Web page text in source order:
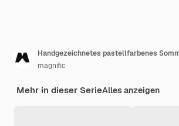
Handgezeichnetes pastellfarbenes
magnific
Mehr in dieser SerieAlles anzeigen